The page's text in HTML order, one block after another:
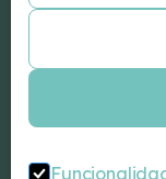
Psiquiatría Barcelona
Neuropsicología
Psicologo infantil
Coaching personal